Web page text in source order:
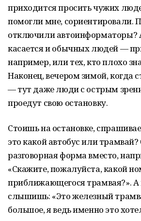
приходится просить чужих
помогли мне, сориентировали.
отключили автоинформаторы?
касается и обычных людей —
например, или тех, кто плохо
Наконец, вечером зимой, когда
— тут даже люди с острым
проедут свою остановку.
Стоишь на остановке,
это какой автобус или
разговорная форма вместо,
«Скажите, пожалуйста, какой
приближающегося трамвая?». А
слышишь: «Это железный
большое, я ведь именно это